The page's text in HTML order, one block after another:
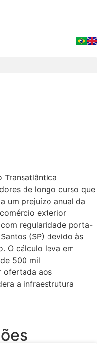
Transatlântica
de longo curso que
um prejuízo anual da
exterior
regularidade porta-
(SP) devido às
O cálculo leva em
500 mil
ofertada aos
a infraestrutura